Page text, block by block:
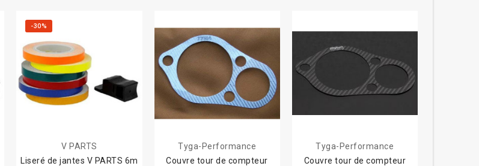
-30%
V PARTS
Liseré de jantes V PARTS 6m
Tyga-Performance
Couvre tour de compteur
Tyga-Performance
Couvre tour de compteur